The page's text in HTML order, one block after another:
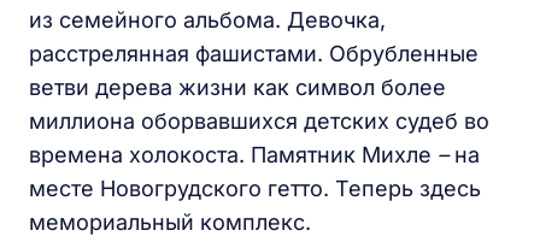
из семейного альбома. Девочка,
расстрелянная фашистами. Обрубленные
ветви дерева жизни как символ более
миллиона оборвавшихся детских судеб во
времена холокоста. Памятник Михле –на
месте Новогрудского гетто. Теперь здесь
мемориальный комплекс.